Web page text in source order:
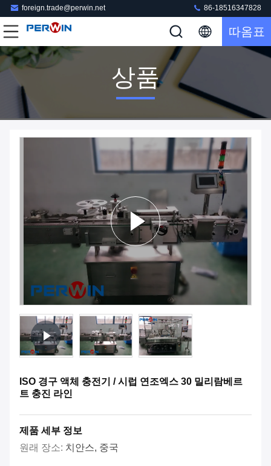
foreign.trade@perwin.net 86-18516347828
따옴표
상품
ISO 경구 액체 충전기 / 시럽 연조엑스 30 밀리람베르
트 충진 라인
제품 세부 정보
원래 장소: 치안스, 중국